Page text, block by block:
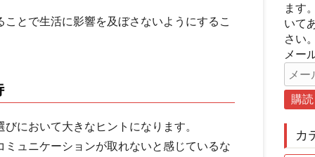
とで生活に影響を及ぼさないようにするこ
において大きなヒントになります。
ュニケーションが取れないと感じているな
ます
いて
さい
メー
カ